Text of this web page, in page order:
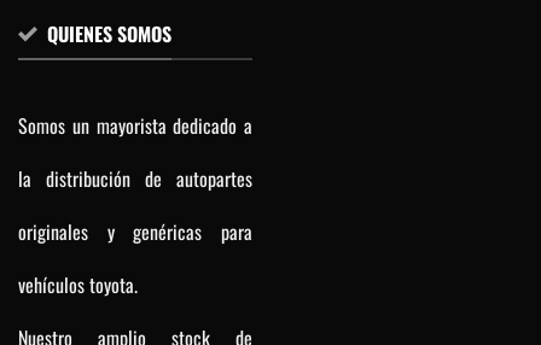
QUIENES SOMOS
Somos un mayorista dedicado a
la distribución de autopartes
originales y genéricas para
vehículos toyota.
Nuestro amplio stock de